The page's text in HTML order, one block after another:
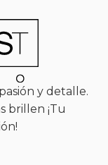
y detalle.
brillen ¡Tu